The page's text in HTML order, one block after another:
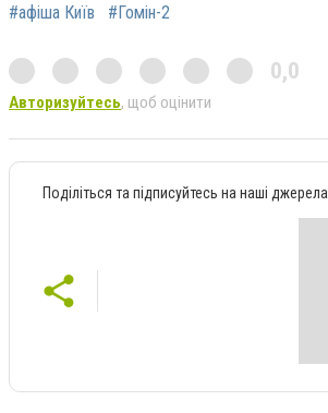
#афіша Київ #Гомін-2
0,0
Авторизуйтесь, щоб оцінити
Поділіться та підписуйтесь на наші джерела